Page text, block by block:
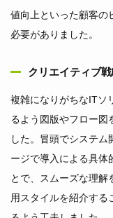
値向上といった顧客の
必要がありました。
クリエイティブ
複雑になりがちなITソ
るよう図版やフロー図
した。冒頭でシステ
ージで導入による具体
とで、スムーズな理解
用スタイルを紹介する